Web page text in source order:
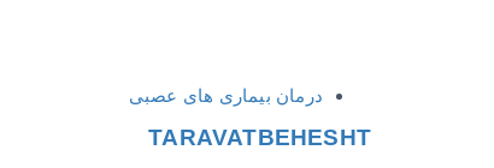
درمان بیماری های عصبی
TARAVATBEHESHT